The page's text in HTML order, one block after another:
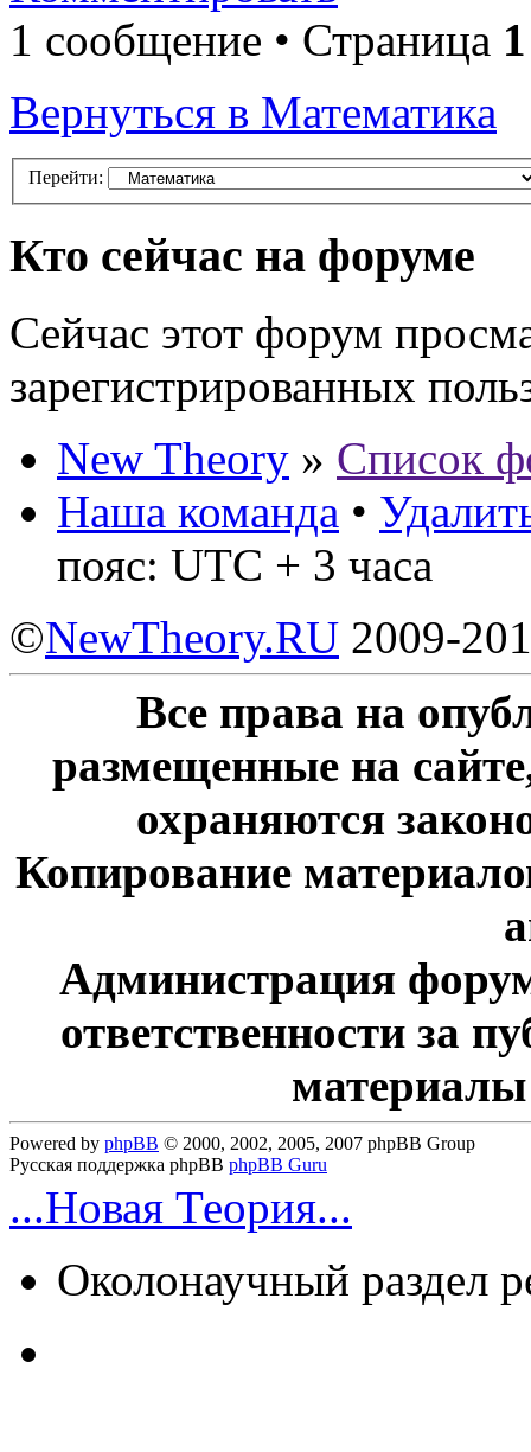
1 сообщение • Страница 1
Вернуться в Математика
Перейти:
Кто сейчас на форуме
Сейчас этот форум
зарегистрированных
New Theory » Список
Наша команда •
пояс: UTC + 3 часа
©NewTheory.RU 2009-
Все права на
размещенные на
охраняются
Копирование
Администрация
ответственности за
Powered by phpBB © 2000, 2002, 2005, 2007 phpBB Group
Русская поддержка phpBB phpBB Guru
...Новая Теория...
Околонаучный раздел